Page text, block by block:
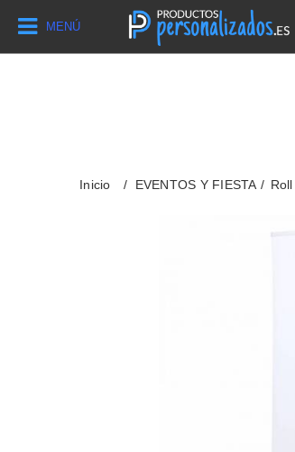
MENÚ
Inicio EVENTOS Y FIESTA